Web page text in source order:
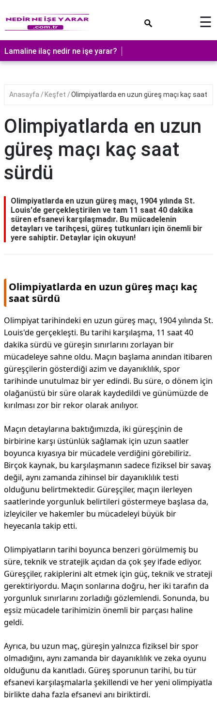
☰
Lamaline ilaç nedir ne işe yarar?
Anasayfa Keşfet Olimpiyatlarda en uzun güreş maçı kaç saat
Olimpiyatlarda en uzun
güreş maçı kaç saat
sürdü
Olimpiyatlarda en uzun güreş maçı, 1904 yılında St.
Louis'de gerçekleştirilen ve tam 11 saat 40 dakika
süren efsanevi karşılaşmadır. Bu mücadelenin
detayları ve tarihçesi, güreş tutkunları için önemli bir
yere sahiptir. Detaylar için okuyun!
Olimpiyatlarda en uzun güreş maçı kaç
saat sürdü
Olimpiyat tarihindeki en uzun güreş maçı, 1904 yılında St.
Louis'de gerçekleşti. Bu tarihi karşılaşma, 11 saat 40
dakika sürdü ve güreşin sınırlarını zorlayan bir
mücadeleye sahne oldu. Maçın başlama anından itibaren
güreşçilerin gösterdiği azim ve dayanıklılık, spor
tarihinde unutulmaz bir yer edindi. Bu süre, o dönem için
olağanüstü bir süre olarak kaydedildi ve günümüzde de
kırılması zor bir rekor olarak anılıyor.
Maçın detaylarına baktığımızda, iki güreşçinin de
birbirine karşı üstünlük sağlamak için uzun saatler
boyunca kıyasıya bir mücadele verdiğini görebiliriz.
Birçok kaynak, bu karşılaşmanın sadece fiziksel bir savaş
değil, aynı zamanda zihinsel bir dayanıklılık testi
olduğunu belirtmektedir. Güreşçiler, maçın ilerleyen
saatlerinde yorgunluk belirtileri göstermeye başlasa da,
izleyiciler ve hakemler bu mücadeleyi büyük bir
heyecanla takip etti.
Olimpiyatların tarihi boyunca benzeri görülmemiş bu
süre, teknik ve stratejik açıdan da çok şey ifade ediyor.
Güreşçiler, rakiplerini alt etmek için güç, teknik ve strateji
gerektiriyordu. Maçın sonlarına doğru, her iki tarafın da
yorgunluk sınırlarını zorladığı gözlemlendi. Sonunda, bu
eşsiz mücadele tarihimizin önemli bir parçası haline
geldi.
Ayrıca, bu uzun maç, güreşin yalnızca fiziksel bir spor
olmadığını, aynı zamanda bir dayanıklılık ve zeka oyunu
olduğunu da kanıtladı. Güreş sporunun tarihi, bu tür
efsanevi karşılaşmalarla şekillendi ve her yeni olimpiyatla
birlikte daha fazla efsanevi anı biriktirdi.